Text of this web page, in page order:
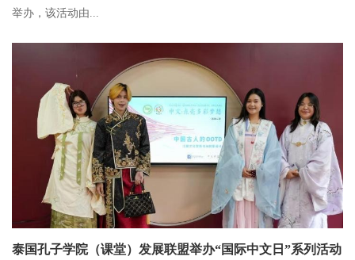
举办，该活动由...
泰国孔子学院（课堂）发展联盟举办“国际中文日”系列活动